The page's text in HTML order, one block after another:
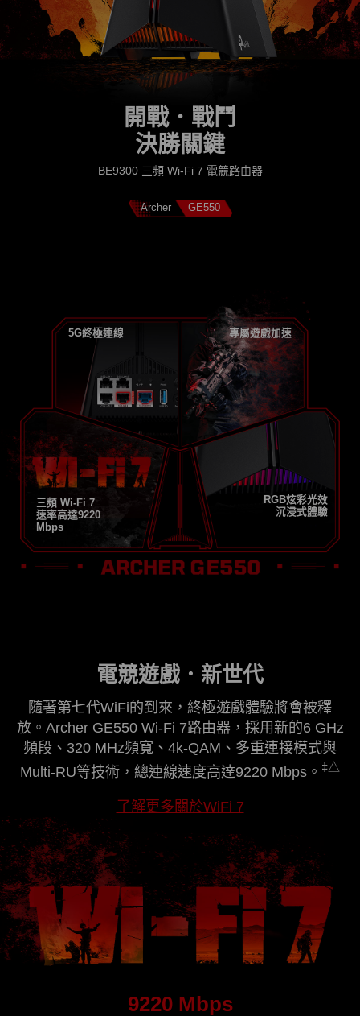
開戰．戰鬥
決勝關鍵
BE9300 三頻 Wi-Fi 7 電競路由器
Archer GE550
5G終極連線 專屬遊戲加速
三頻 Wi-Fi 7
速率高達9220
Mbps
RGB炫彩光效
沉浸式體驗
電競遊戲．新世代
隨著第七代WiFi的到來，終極遊戲體驗將會被釋
放。Archer GE550 Wi-Fi 7路由器，採用新的6 GHz
頻段、320 MHz頻寬、4k-QAM、多重連接模式與
Multi-RU等技術，總連線速度高達9220 Mbps。 ‡△
了解更多關於WiFi 7
9220 Mbps